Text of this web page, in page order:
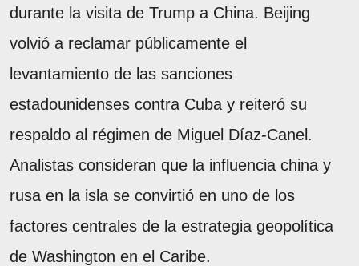
durante la visita de Trump a China. Beijing
volvió a reclamar públicamente el
levantamiento de las sanciones
estadounidenses contra Cuba y reiteró su
respaldo al régimen de Miguel Díaz-Canel.
Analistas consideran que la influencia china y
rusa en la isla se convirtió en uno de los
factores centrales de la estrategia geopolítica
de Washington en el Caribe.